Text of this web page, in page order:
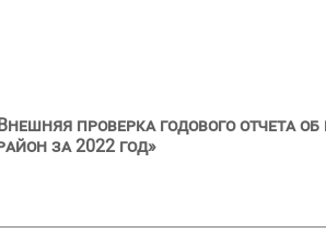
проверка годового отчета
за 2022 год»